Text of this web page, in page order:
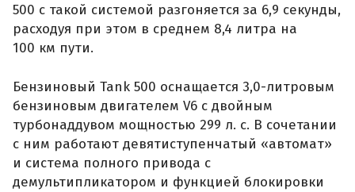
500 с такой системой разгоняется за 6,9 секунды,
расходуя при этом в среднем 8,4 литра на
100 км пути.
Бензиновый Tank 500 оснащается 3,0-литровым
бензиновым двигателем V6 с двойным
турбонаддувом мощностью 299 л. с. В сочетании
с ним работают девятиступенчатый «автомат»
и система полного привода с
демультипликатором и функцией блокировки